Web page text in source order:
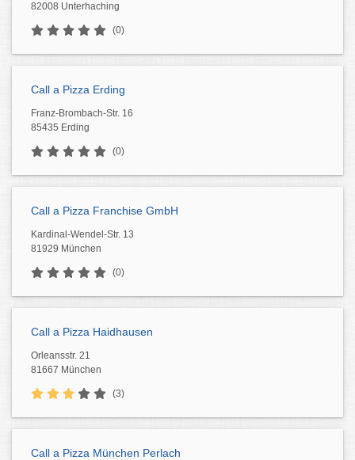
82008 Unterhaching
(0)
Call a Pizza Erding
Franz-Brombach-Str. 16
85435 Erding
(0)
Call a Pizza Franchise GmbH
Kardinal-Wendel-Str. 13
81929 München
(0)
Call a Pizza Haidhausen
Orleansstr. 21
81667 München
(3)
Call a Pizza München Perlach